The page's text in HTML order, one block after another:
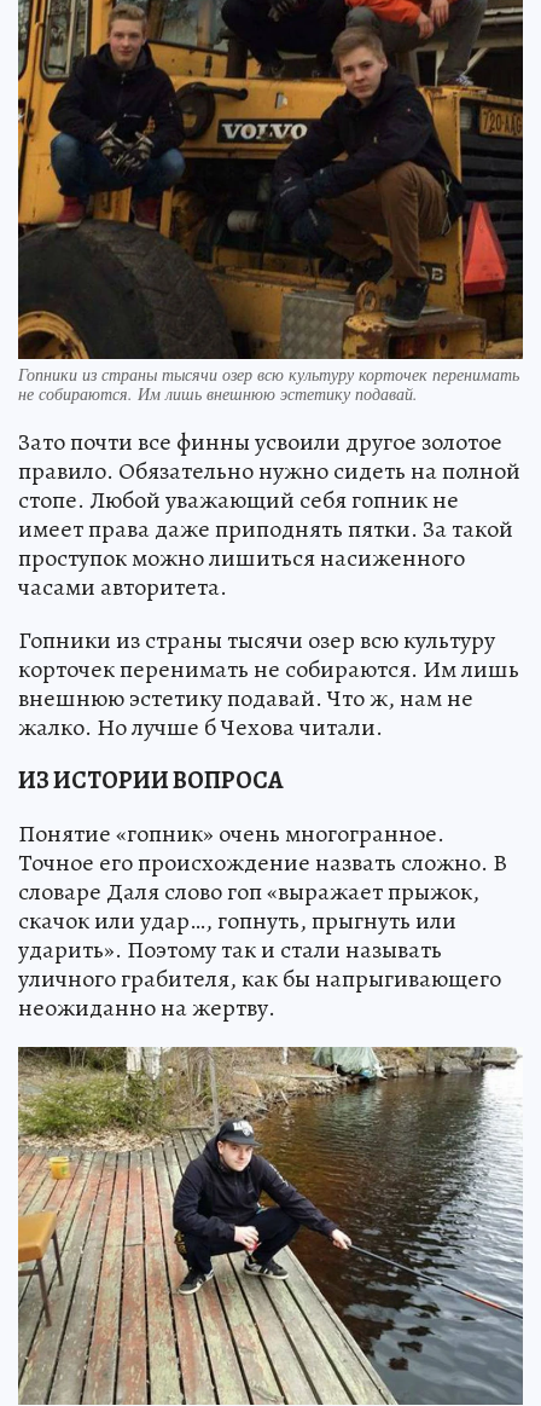
Гопники из страны тысячи озер всю культуру корточек перенимать
не собираются. Им лишь внешнюю эстетику подавай.
Зато почти все финны усвоили другое золотое
правило. Обязательно нужно сидеть на полной
стопе. Любой уважающий себя гопник не
имеет права даже приподнять пятки. За такой
проступок можно лишиться насиженного
часами авторитета.
Гопники из страны тысячи озер всю культуру
корточек перенимать не собираются. Им лишь
внешнюю эстетику подавай. Что ж, нам не
жалко. Но лучше б Чехова читали.
ИЗ ИСТОРИИ ВОПРОСА
Понятие «гопник» очень многогранное.
Точное его происхождение назвать сложно. В
словаре Даля слово гоп «выражает прыжок,
скачок или удар…, гопнуть, прыгнуть или
ударить». Поэтому так и стали называть
уличного грабителя, как бы напрыгивающего
неожиданно на жертву.